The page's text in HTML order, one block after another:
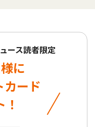
ース読者限定
に
カード